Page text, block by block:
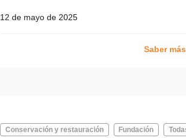
12 de mayo de 2025
Saber más
Conservación y restauración Fundación